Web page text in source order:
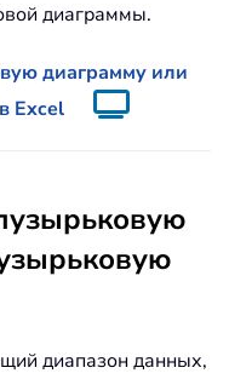
диаграммы.
диаграмму или
Excel
диапазон данных,